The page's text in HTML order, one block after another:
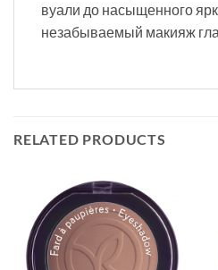
вуали до насыщенного
незабываемый макияж
RELATED PRODUCTS